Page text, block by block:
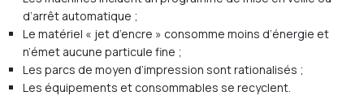
d’arrêt automatique ;
Le matériel « jet d’encre » consomme moins d’énergie et
n’émet aucune particule fine ;
Les parcs de moyen d’impression sont rationalisés ;
Les équipements et consommables se recyclent.